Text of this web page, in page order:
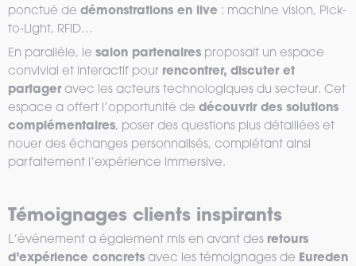
ponctué de démonstrations en live : machine vision, Pick-
to-Light, RFID…
En parallèle, le salon partenaires proposait un espace
convivial et interactif pour rencontrer, discuter et
partageravec les acteurs technologiques du secteur. Cet
espace a offert l’opportunité de découvrir des solutions
complémentaires, poser des questions plus détaillées et
nouer des échanges personnalisés, complétant ainsi
parfaitement l’expérience immersive.
Témoignages clients inspirants
L’événement a également mis en avant des retours
d’expérience concrets avec les témoignages de Eureden